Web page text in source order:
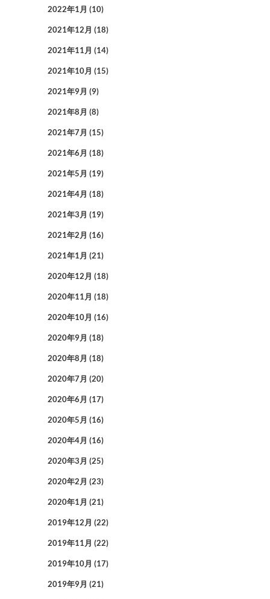
2022年1月 (10)
2021年12月 (18)
2021年11月 (14)
2021年10月 (15)
2021年9月 (9)
2021年8月 (8)
2021年7月 (15)
2021年6月 (18)
2021年5月 (19)
2021年4月 (18)
2021年3月 (19)
2021年2月 (16)
2021年1月 (21)
2020年12月 (18)
2020年11月 (18)
2020年10月 (16)
2020年9月 (18)
2020年8月 (18)
2020年7月 (20)
2020年6月 (17)
2020年5月 (16)
2020年4月 (16)
2020年3月 (25)
2020年2月 (23)
2020年1月 (21)
2019年12月 (22)
2019年11月 (22)
2019年10月 (17)
2019年9月 (21)